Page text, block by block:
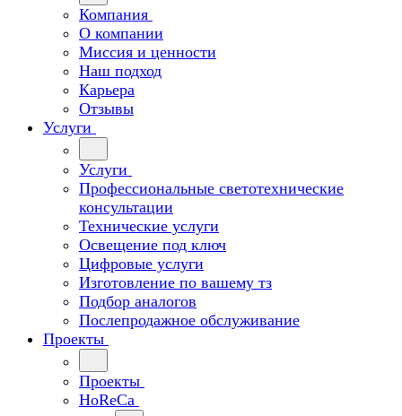
Компания
О компании
Миссия и ценности
Наш подход
Карьера
Отзывы
Услуги
Услуги
Профессиональные светотехнические
консультации
Технические услуги
Освещение под ключ
Цифровые услуги
Изготовление по вашему тз
Подбор аналогов
Послепродажное обслуживание
Проекты
Проекты
HoReCa